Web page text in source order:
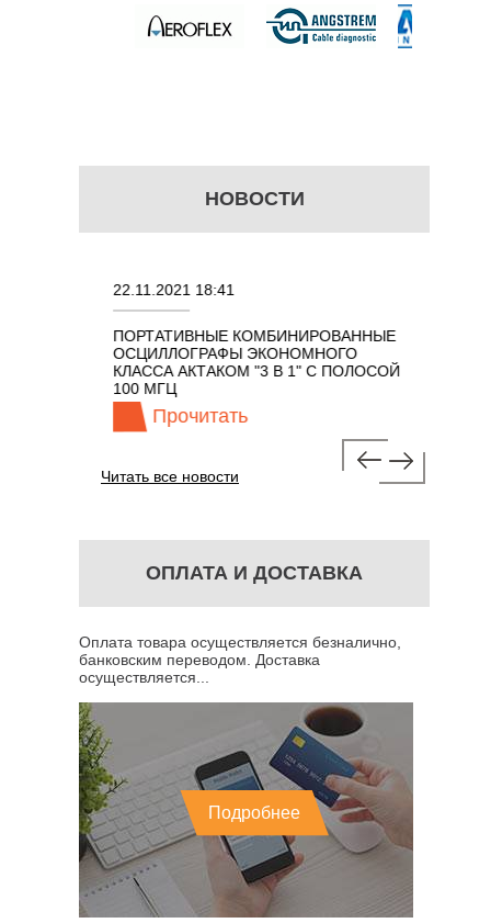
НОВОСТИ
22.11.2021 18:41
ПОРТАТИВНЫЕ КОМБИНИРОВАННЫЕ
ОСЦИЛЛОГРАФЫ ЭКОНОМНОГО
КЛАССА АКТАКОМ "3 В 1" С ПОЛОСОЙ
100 МГЦ
Прочитать
Читать все новости
ОПЛАТА И ДОСТАВКА
Оплата товара осуществляется безналично,
банковским переводом. Доставка
осуществляется...
Подробнее